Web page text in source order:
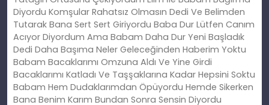
Diyordu Komşular Rahatsız Olmasın Dedi Ve Belimden
Tutarak Bana Sert Sert Giriyordu Baba Dur Lütfen Canım
Acıyor Diyordum Ama Babam Daha Dur Yeni Başladık
Dedi Daha Başıma Neler Geleceğinden Haberim Yoktu
Babam Bacaklarımı Omzuna Aldı Ve Yine Girdi
Bacaklarımı Katladı Ve Taşşaklarına Kadar Hepsini Soktu
Babam Hem Dudaklarımdan Öpüyordu Hemde Sikerken
Bana Benim Karım Bundan Sonra Sensin Diyordu